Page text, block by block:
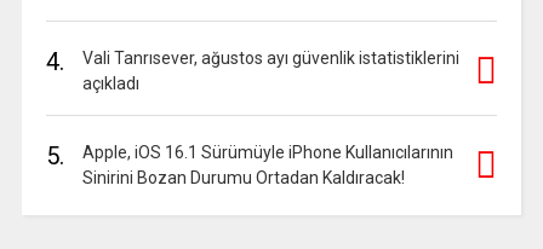
4.
Vali Tanrısever, ağustos ayı güvenlik istatistiklerini
açıkladı
5.
Apple, iOS 16.1 Sürümüyle iPhone Kullanıcılarının
Sinirini Bozan Durumu Ortadan Kaldıracak!